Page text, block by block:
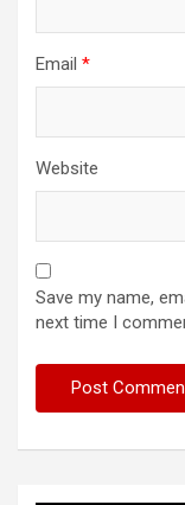
Email *
Website
Save my name,
next time I